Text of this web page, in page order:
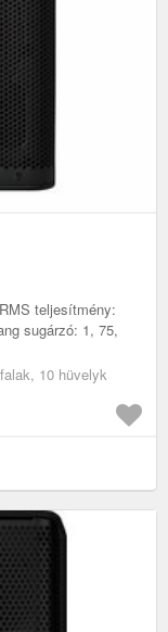
teljesítmény:
sugárzó: 1, 75,
10 hüvelyk